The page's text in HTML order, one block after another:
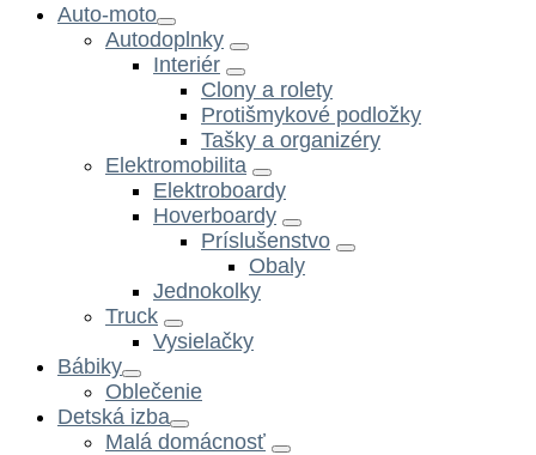
Auto-moto
Autodoplnky
Interiér
Clony a rolety
Protišmykové podložky
Tašky a organizéry
Elektromobilita
Elektroboardy
Hoverboardy
Príslušenstvo
Obaly
Jednokolky
Truck
Vysielačky
Bábiky
Oblečenie
Detská izba
Malá domácnosť